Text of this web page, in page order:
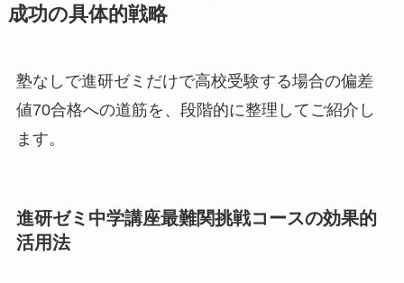
成功の具体的戦略
塾なしで進研ゼミだけで高校受験する場合の偏差
値70合格への道筋を、段階的に整理してご紹介し
ます。
進研ゼミ中学講座最難関挑戦コースの効果的
活用法